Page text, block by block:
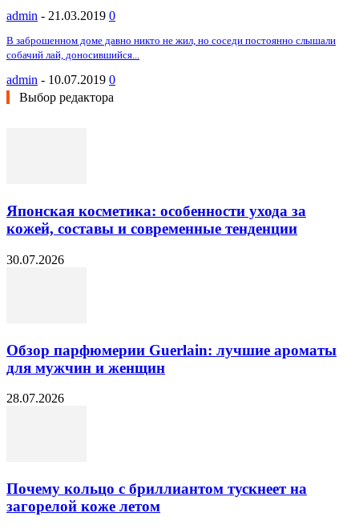
admin - 21.03.2019 0
В заброшенном доме давно никто не жил, но соседи постоянно слышали
собачий лай, доносившийся...
admin - 10.07.2019 0
Выбор редактора
Японская косметика: особенности ухода за
кожей, составы и современные тенденции
30.07.2026
Обзор парфюмерии Guerlain: лучшие ароматы
для мужчин и женщин
28.07.2026
Почему кольцо с бриллиантом тускнеет на
загорелой коже летом